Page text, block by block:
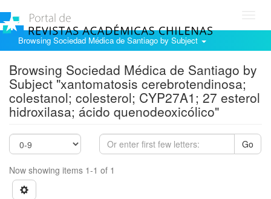
Browsing Sociedad Médica de Santiago by Subject
Browsing Sociedad Médica de Santiago by
Subject "xantomatosis cerebrotendinosa;
colestanol; colesterol; CYP27A1; 27 esterol
hidroxilasa; ácido quenodeoxicólico"
Go
Now showing items 1-1 of 1